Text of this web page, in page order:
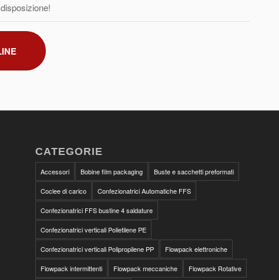
CATEGORIE
Accessori Bobine film packaging Buste e sacchetti preformati
Coclee di carico Confezionatrici Automatiche FFS
Confezionatrici FFS bustine 4 saldature
Confezionatrici verticali Polietilene PE
Confezionatrici verticali Polipropilene PP Flowpack elettroniche
Flowpack intermittenti Flowpack meccaniche Flowpack Rotative